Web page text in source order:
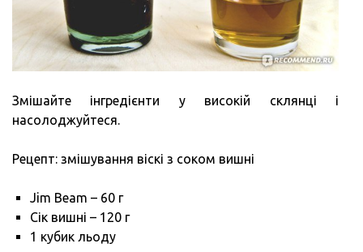
Змішайте інгредієнти у високій склянці і
насолоджуйтеся.
Рецепт: змішування віскі з соком вишні
Jim Beam – 60 г
Сік вишні – 120 г
1 кубик льоду